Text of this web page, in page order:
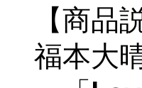
【商品
福本大